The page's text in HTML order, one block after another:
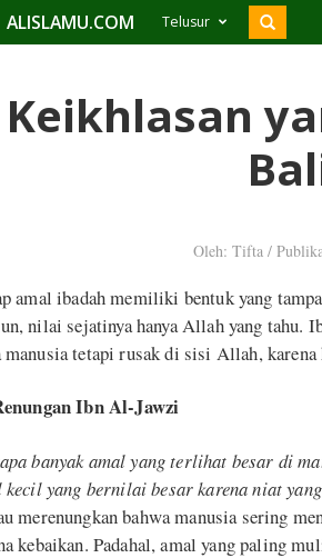
ALISLAMU.COM Telusur
Keikhlasan
Oleh: Tifta /
amal ibadah memiliki bentuk yang
nilai sejatinya hanya Allah yang tahu.
manusia tetapi rusak di sisi Allah,
Ibn Al-Jawzi
banyak amal yang terlihat besar di
kecil yang bernilai besar karena niat
merenungkan bahwa manusia sering
kebaikan. Padahal, amal yang paling